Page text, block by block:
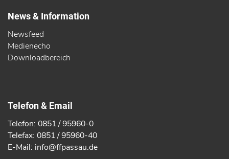
News & Information
Newsfeed
Medienecho
Downloadbereich
Telefon & Email
Telefon: 0851 / 95960-0
Telefax: 0851 / 95960-40
E-Mail: info@ffpassau.de